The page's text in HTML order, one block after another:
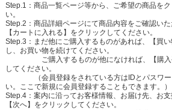
Step.1：商品一覧ページ等から、ご希望の商品を
い。
Step.2：商品詳細ページにて商品内容をご確認い
【カートに入れる】をクリックしてください。
Step.3：まだ他にご購入するものがあれば、【買
し、お買い物を続けてください。
ご購入するものが他になければ、【購入手
してください。
（会員登録をされている方はIDとパスワー
い。ここで新規に会員登録することもできます。）
Step.4：案内に沿ってお客様情報、お届け先、お支
【次へ】をクリックしてください。